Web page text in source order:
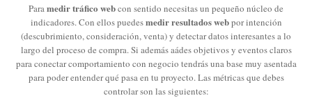
Para medir tráfico webcon sentido necesitas un pequeño núcleo de
indicadores. Con ellos puedesmedir resultados webpor intención
(descubrimiento, consideración, venta) y detectar datos interesantes a lo
largo del proceso de compra. Si además aádes objetivos y eventos claros
para conectar comportamiento con negocio tendrás una base muy asentada
para poder entender qué pasa en tu proyecto. Las métricas que debes
controlar son las siguientes: